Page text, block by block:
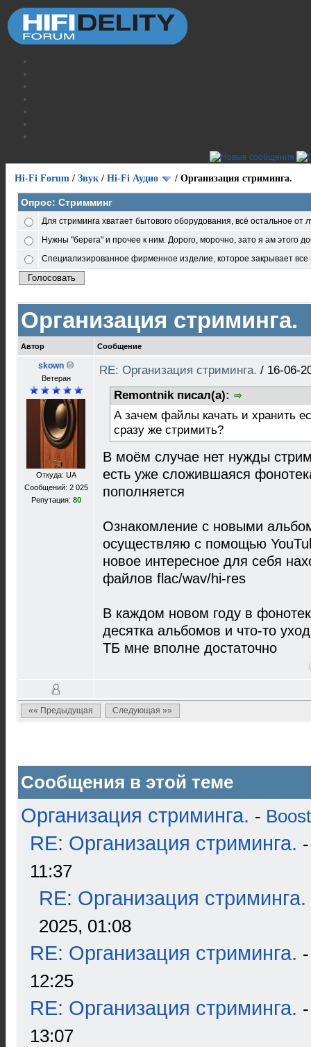
Hi-Fi Forum / Звук / Hi-Fi Аудио / Организация стриминга.
Опрос: Стримминг
Для стриминга хватает бытового оборудования, всё остальное от
Нужны "берега" и прочее к ним. Дорого, морочно, зато я ам этого
Специализированное фирменное изделие, которое закрывает все
Организация стриминга.
Автор Сообщение
skown
Ветеран
Откуда: UA
Сообщений: 2 025
Репутация: 80
RE: Организация стриминга. / 16-06-
Remontnik писал(а):
А зачем файлы качать и хранить
сразу же стримить?
В моём случае нет нужды
есть уже сложившаяся
пополняется
Ознакомление с новыми
осуществляю с помощью
новое интересное для себя
файлов flac/wav/hi-res
В каждом новом году в
десятка альбомов и что-то
ТБ мне вполне достаточно
«« Предыдущая Следующая »»
Сообщения в этой теме
Организация стриминга. -
RE: Организация стриминга.
11:37
RE: Организация стриминга.
2025, 01:08
RE: Организация стриминга.
12:25
RE: Организация стриминга.
13:07